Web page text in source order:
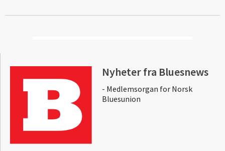
Nyheter fra Bluesnews
- Medlemsorgan for Norsk
Bluesunion